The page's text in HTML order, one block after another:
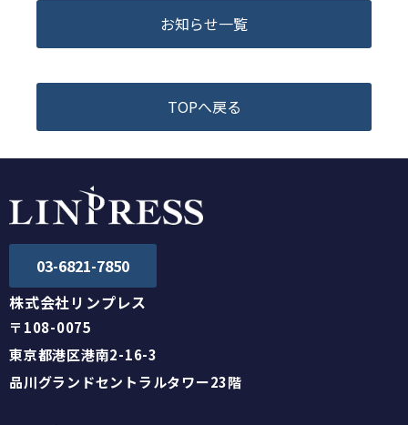
お知らせ一覧
TOPへ戻る
03-6821-7850
株式会社リンプレス
〒108-0075
東京都港区港南2-16-3
品川グランドセントラルタワー23階